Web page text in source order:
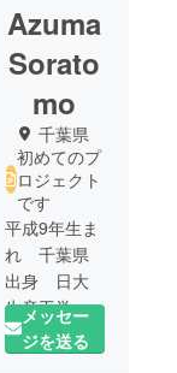
Azuma
Sorato
mo
千葉県
初めてのプ
ロジェクト
です
平成9年生ま
れ 千葉県
出身 日大
生産工学部
土木工学
科 4年生の
メッセー
ジを送る